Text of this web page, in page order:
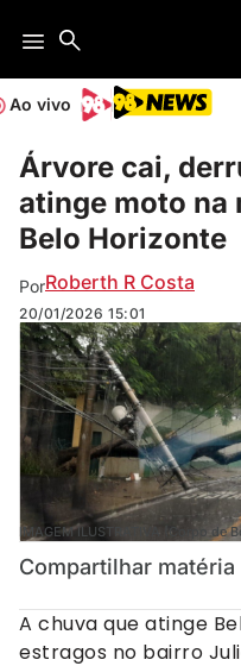
Ao vivo
Árvore cai,
atinge moto na
Belo Horizonte
PorRoberth R Costa
20/01/2026 15:01
IMAGEM ILUSTRATIVA (Corpo de
Compartilhar matéria
A chuva que atinge
estragos no bairro